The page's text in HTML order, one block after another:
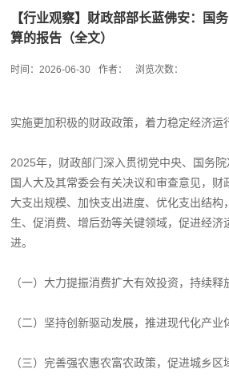
【行业观察】财政部部长蓝佛安：国
算的报告（全文）
时间： 2026-06-30 作者： 浏览次数：
实施更加积极的财政政策，着力稳定经济运
2025年，财政部门深入贯彻党中央、国务
国人大及其常委会有关决议和审查意见，财
大支出规模、加快支出进度、优化支出结构
生、促消费、增后劲等关键领域，促进经济
进。
（一）大力提振消费扩大有效投资，持续释
（二）坚持创新驱动发展，推进现代化产业
（三）完善强农惠农富农政策，促进城乡区